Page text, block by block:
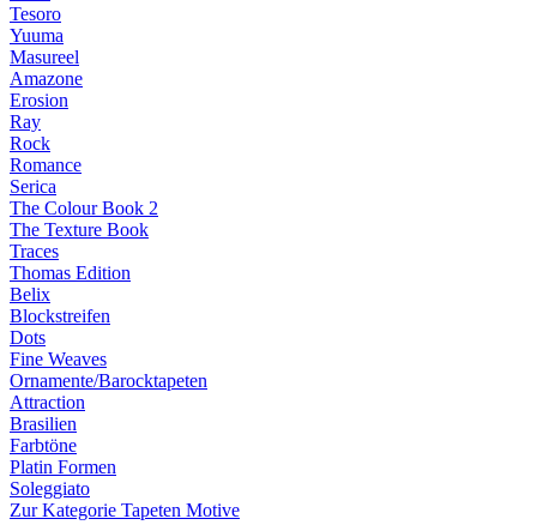
Tesoro
Yuuma
Masureel
Amazone
Erosion
Ray
Rock
Romance
Serica
The Colour Book 2
The Texture Book
Traces
Thomas Edition
Belix
Blockstreifen
Dots
Fine Weaves
Ornamente/Barocktapeten
Attraction
Brasilien
Farbtöne
Platin Formen
Soleggiato
Zur Kategorie Tapeten Motive